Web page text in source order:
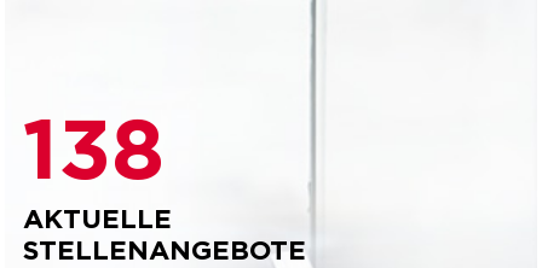
138
AKTUELLE
STELLENANGEBOTE